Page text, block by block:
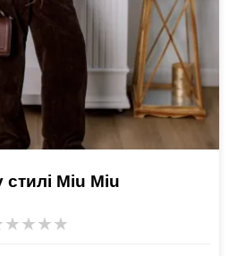
стилі Miu Miu
★★★★